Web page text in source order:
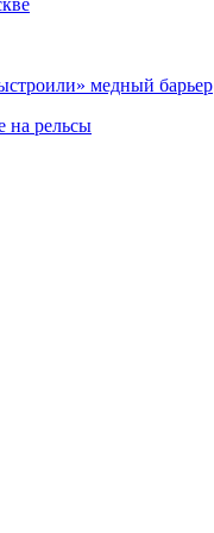
медный барьер
на рельсы